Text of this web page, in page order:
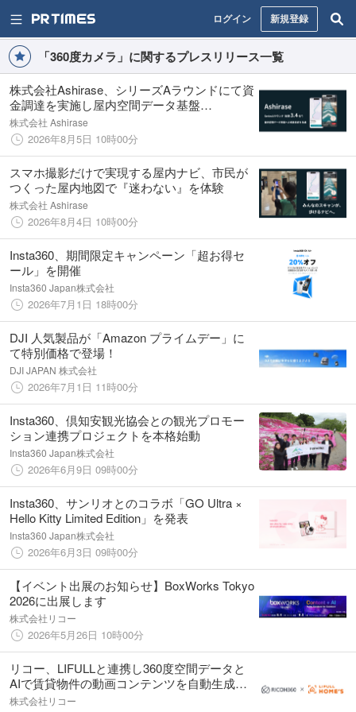
ログイン 新規登録
「360度カメラ」に関するプレスリリース一覧
株式会社Ashirase、シリーズAラウンドにて資
金調達を実施し屋内空間データ基盤
「IndoorFlow」の社会実装を加速
株式会社 Ashirase
2026年8月5日 10時00分
スマホ撮影だけで実現する屋内ナビ、市民が
つくった屋内地図で『迷わない』を体験
株式会社 Ashirase
2026年8月4日 10時00分
Insta360、期間限定キャンペーン「超お得セ
ール」を開催
Insta360 Japan株式会社
2026年7月1日 18時00分
DJI 人気製品が「Amazon プライムデー」に
て特別価格で登場！
DJI JAPAN 株式会社
2026年7月1日 11時00分
Insta360、倶知安観光協会との観光プロモー
ション連携プロジェクトを本格始動
Insta360 Japan株式会社
2026年6月9日 09時00分
Insta360、サンリオとのコラボ「GO Ultra ×
Hello Kitty Limited Edition」を発表
Insta360 Japan株式会社
2026年6月3日 09時00分
【イベント出展のお知らせ】BoxWorks Tokyo
2026に出展します
株式会社リコー
2026年5月26日 10時00分
リコー、LIFULLと連携し360度空間データと
AIで賃貸物件の動画コンテンツを自動生成す
る取り組みを開始
株式会社リコー